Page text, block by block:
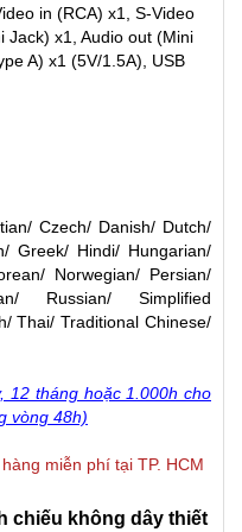
in (RCA) x1, S-Video
Jack) x1, Audio out (Mini
A) x1 (5V/1.5A), USB
Czech/ Danish/ Dutch/
Greek/ Hindi/ Hungarian/
Norwegian/ Persian/
Russian/ Simplified
Thai/ Traditional Chinese/
12 tháng hoặc 1.000h cho
vòng 48h)
miễn phí tại TP. HCM
chiếu không dây thiết